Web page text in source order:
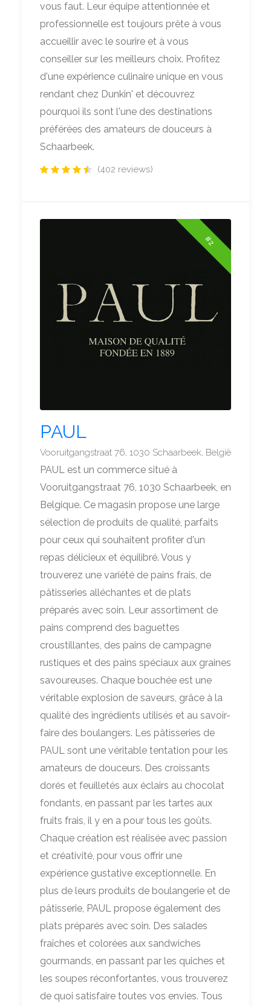
vous faut. Leur équipe attentionnée et
professionnelle est toujours prête à vous
accueillir avec le sourire et à vous
conseiller sur les meilleurs choix. Profitez
d'une expérience culinaire unique en vous
rendant chez Dunkin' et découvrez
pourquoi ils sont l'une des destinations
préférées des amateurs de douceurs à
Schaarbeek.
(402 reviews)
#2
PAUL
Vooruitgangstraat 76, 1030 Schaarbeek, België
PAUL est un commerce situé à
Vooruitgangstraat 76, 1030 Schaarbeek, en
Belgique. Ce magasin propose une large
sélection de produits de qualité, parfaits
pour ceux qui souhaitent profiter d'un
repas délicieux et équilibré. Vous y
trouverez une variété de pains frais, de
pâtisseries alléchantes et de plats
préparés avec soin. Leur assortiment de
pains comprend des baguettes
croustillantes, des pains de campagne
rustiques et des pains spéciaux aux graines
savoureuses. Chaque bouchée est une
véritable explosion de saveurs, grâce à la
qualité des ingrédients utilisés et au savoir-
faire des boulangers. Les pâtisseries de
PAUL sont une véritable tentation pour les
amateurs de douceurs. Des croissants
dorés et feuilletés aux éclairs au chocolat
fondants, en passant par les tartes aux
fruits frais, il y en a pour tous les goûts.
Chaque création est réalisée avec passion
et créativité, pour vous offrir une
expérience gustative exceptionnelle. En
plus de leurs produits de boulangerie et de
pâtisserie, PAUL propose également des
plats préparés avec soin. Des salades
fraîches et colorées aux sandwiches
gourmands, en passant par les quiches et
les soupes réconfortantes, vous trouverez
de quoi satisfaire toutes vos envies. Tous